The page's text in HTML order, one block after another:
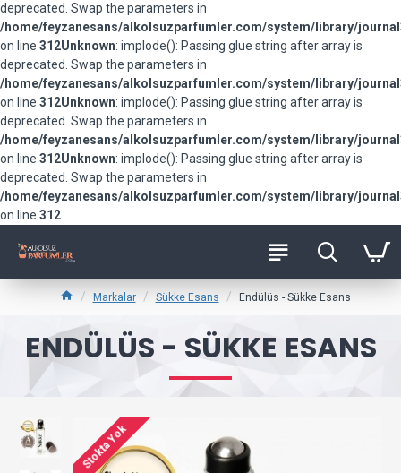
deprecated. Swap the parameters in
/home/feyzanesans/alkolsuzparfumler.com/system/library/
on line 312Unknown: implode(): Passing glue string after array is
deprecated. Swap the parameters in
/home/feyzanesans/alkolsuzparfumler.com/system/library/
on line 312Unknown: implode(): Passing glue string after array is
deprecated. Swap the parameters in
/home/feyzanesans/alkolsuzparfumler.com/system/library/
on line 312Unknown: implode(): Passing glue string after array is
deprecated. Swap the parameters in
/home/feyzanesans/alkolsuzparfumler.com/system/library/
on line 312
Markalar Sükke Esans Endülüs - Sükke Esans
ENDÜLÜS - SÜKKE ESANS
Stokta Yok